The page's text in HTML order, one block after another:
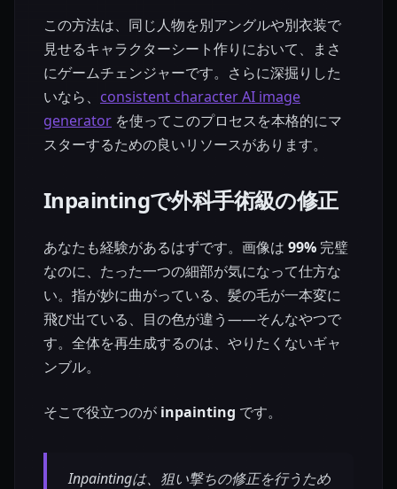
この方法は、同じ人物を別アングルや別衣装で
見せるキャラクターシート作りにおいて、まさ
にゲームチェンジャーです。さらに深掘りした
いなら、 consistent character AI image
generator を使ってこのプロセスを本格的にマ
スターするための良いリソースがあります。
Inpaintingで外科手術級の修正
あなたも経験があるはずです。画像は 99% 完璧
なのに、たった一つの細部が気になって仕方な
い。指が妙に曲がっている、髪の毛が一本変に
飛び出ている、目の色が違う——そんなやつで
す。全体を再生成するのは、やりたくないギャ
ンブル。
そこで役立つのが inpainting です。
Inpaintingは、狙い撃ちの修正を行うため